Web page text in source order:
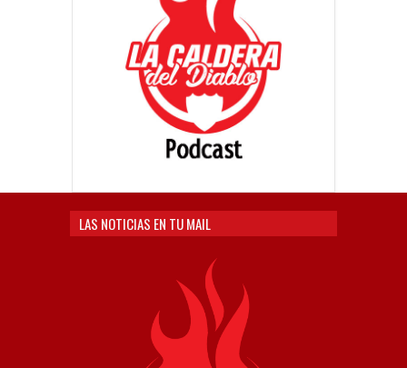
LAS NOTICIAS EN TU MAIL